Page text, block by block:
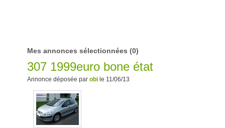
Mes annonces sélectionnées (0)
307 1999euro bone état
Annonce déposée par obi le 11/06/13